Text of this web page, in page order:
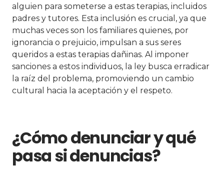
alguien para someterse a estas terapias, incluidos
padres y tutores. Esta inclusión es crucial, ya que
muchas veces son los familiares quienes, por
ignorancia o prejuicio, impulsan a sus seres
queridos a estas terapias dañinas. Al imponer
sanciones a estos individuos, la ley busca erradicar
la raíz del problema, promoviendo un cambio
cultural hacia la aceptación y el respeto.
¿Cómo denunciar y qué
pasa si denuncias?